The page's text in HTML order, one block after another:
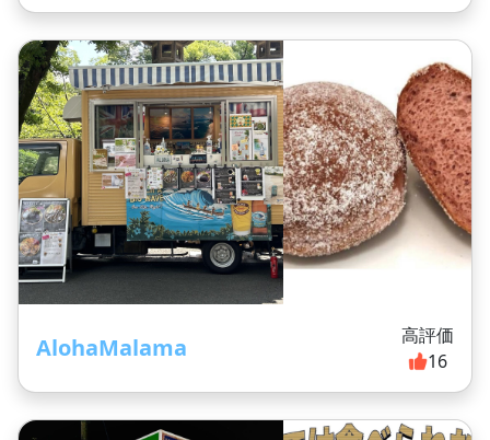
AlohaMalama
高評価
16